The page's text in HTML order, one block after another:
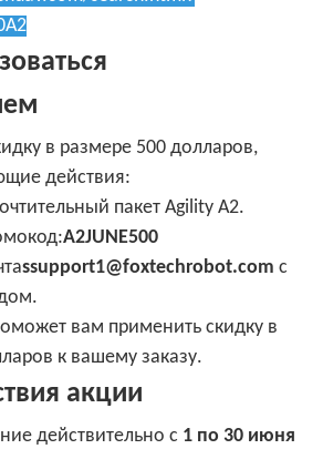
в размере 500 долларов,
действия:
пакет Agility A2.
A2JUNE500
ssupport1@foxtechrobot.com с
вам применить скидку в
к вашему заказу.
акции
действительно с 1 по 30 июня